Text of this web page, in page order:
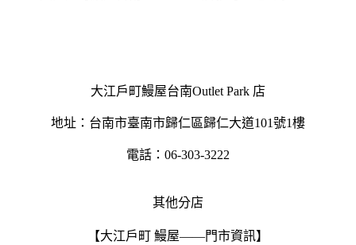
大江戶町鰻屋台南Outlet Park 店
地址：台南市臺南市歸仁區歸仁大道101號1樓
電話：06-303-3222
其他分店
【大江戶町 鰻屋——門市資訊】